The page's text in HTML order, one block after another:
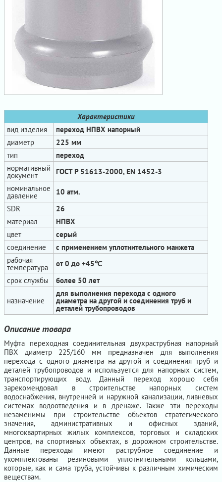
Характеристики
вид изделия
переход НПВХ напорный
диаметр
225 мм
тип
переход
нормативный
документ
ГОСТ Р 51613-2000, EN 1452-3
номинальное
давление
10 атм.
SDR
26
материал
НПВХ
цвет
серый
соединение
с применением уплотнительного манжета
рабочая
температура
от 0 до +45℃
срок службы
более 50 лет
назначение
для выполнения перехода с одного
диаметра на другой и соединения труб и
деталей трубопроводов
Описание товара
Муфта переходная соединительная двухраструбная напорный
ПВХ диаметр 225/160 мм предназначен для выполнения
перехода с одного диаметра на другой и соединения труб и
деталей трубопроводов и используется для напорных систем,
транспортирующих воду. Данный переход хорошо себя
зарекомендовал в строительстве напорных систем
водоснабжения, внутренней и наружной канализации, ливневых
системах водоотведения и в дренаже. Также эти переходы
незаменимы при строительстве объектов стратегического
значения, административных и офисных зданий,
многоквартирных жилых комплексов, торговых и складских
центров, на спортивных объектах, в дорожном строительстве.
Данные переходы имеют раструбное соединение и
укомплектованы резиновыми уплотнительными кольцами,
которые, как и сама труба, устойчивы к различным химическим
веществам.